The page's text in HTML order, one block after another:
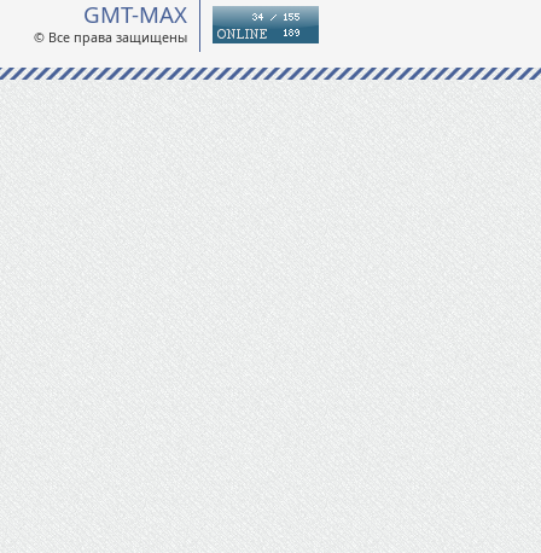
GMT-MAX
© Все права защищены